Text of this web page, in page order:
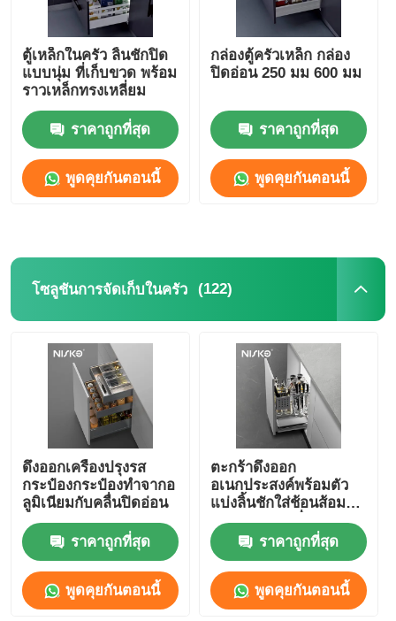
ตู้เหล็กในครัว ลิ้นชักปิด
แบบนุ่ม ที่เก็บขวด พร้อม
ราวเหล็กทรงเหลี่ยม
ราคาถูกที่สุด
พูดคุยกันตอนนี้
กล่องตู้ครัวเหล็ก กล่อง
ปิดอ่อน 250 มม 600 มม
ราคาถูกที่สุด
พูดคุยกันตอนนี้
โซลูชันการจัดเก็บในครัว (122)
ดึงออกเครื่องปรุงรส
กระป๋องกระป๋องทําจากอ
ลูมิเนียมกับคลื่นปิดอ่อน
ราคาถูกที่สุด
พูดคุยกันตอนนี้
ตะกร้าดึงออก
อเนกประสงค์พร้อมตัว
แบ่งลิ้นชักใส่ช้อนส้อม
ลวดสำหรับเครื่องครัว
และขวดราคาถูกที่สุด
พูดคุยกันตอนนี้